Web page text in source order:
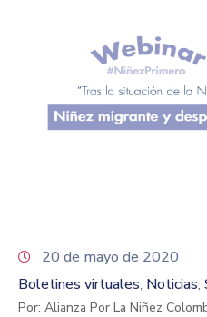
20 de mayo de 2020
Boletines virtuales‚ Noticias‚
Por: Alianza Por La Niñez